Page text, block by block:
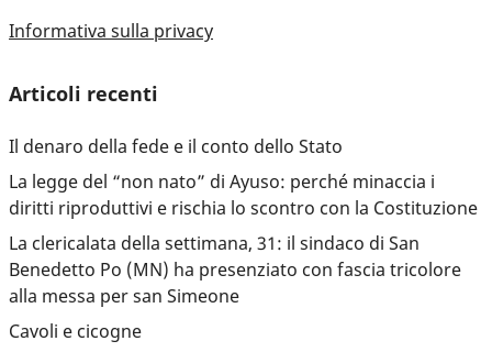
Informativa sulla privacy
Articoli recenti
Il denaro della fede e il conto dello Stato
La legge del “non nato” di Ayuso: perché minaccia i
diritti riproduttivi e rischia lo scontro con la Costituzione
La clericalata della settimana, 31: il sindaco di San
Benedetto Po (MN) ha presenziato con fascia tricolore
alla messa per san Simeone
Cavoli e cicogne